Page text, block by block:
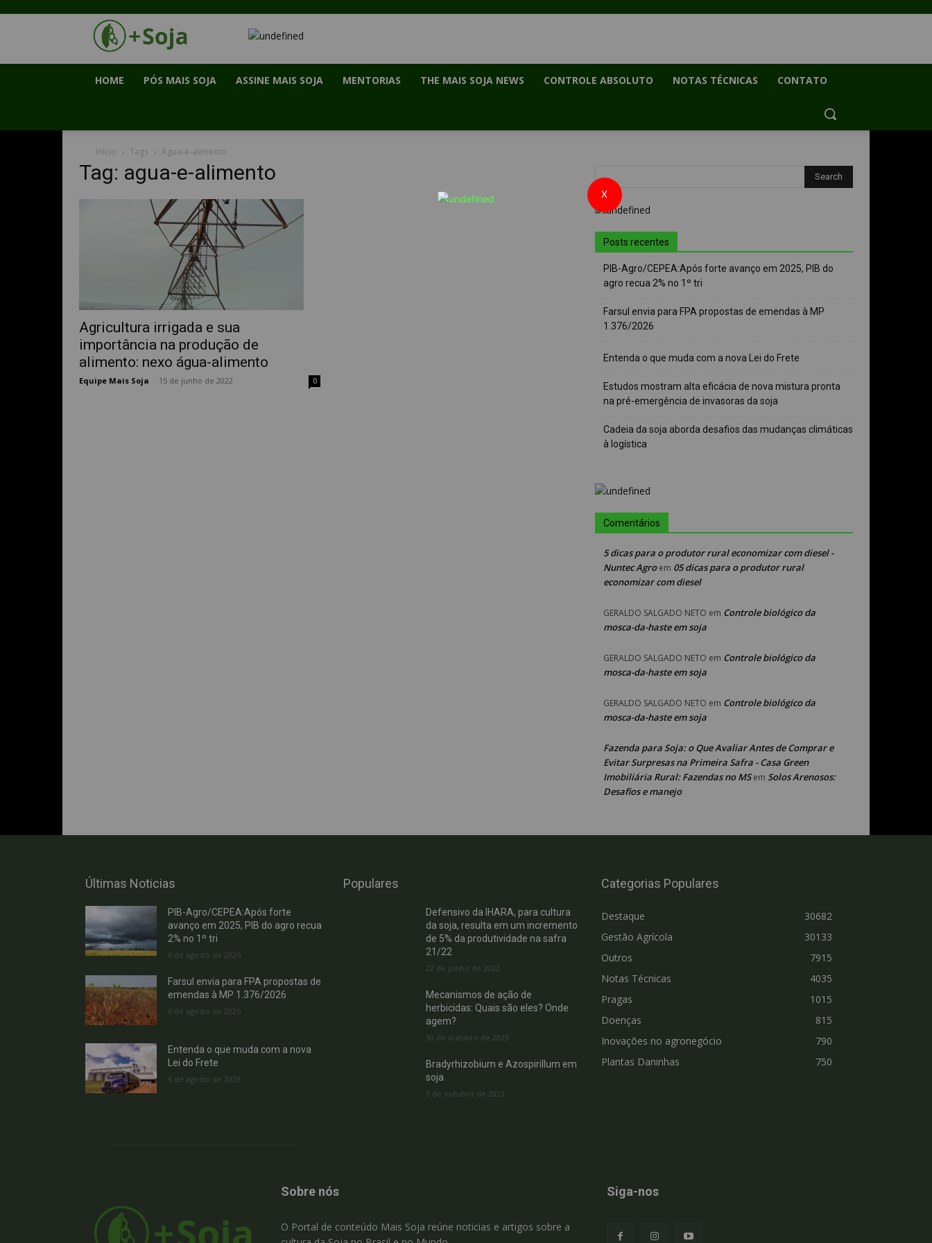
HOME PÓS MAIS SOJA ASSINE MAIS SOJA MENTORIAS THE MAIS SOJA NEWS CONTROLE ABSOLUTO NOTAS TÉCNICAS CONTATO
Início Tags Agua-e-alimento
Tag: agua-e-alimento
Agricultura irrigada e sua
importância na produção de
alimento: nexo água-alimento
Equipe Mais Soja 15 de junho de 2022 0
Posts recentes
PIB-Agro/CEPEA:Após forte avanço em 2025, PIB do
agro recua 2% no 1º tri
Farsul envia para FPA propostas de emendas à MP
1.376/2026
Entenda o que muda com a nova Lei do Frete
Estudos mostram alta eficácia de nova mistura pronta
na pré-emergência de invasoras da soja
Cadeia da soja aborda desafios das mudanças climáticas
à logística
Comentários
5 dicas para o produtor rural economizar com diesel -
Nuntec Agroem 05 dicas para o produtor rural
economizar com diesel
GERALDO SALGADO NETO em Controle biológico da
mosca-da-haste em soja
GERALDO SALGADO NETO em Controle biológico da
mosca-da-haste em soja
GERALDO SALGADO NETO em Controle biológico da
mosca-da-haste em soja
Fazenda para Soja: o Que Avaliar Antes de Comprar e
Evitar Surpresas na Primeira Safra - Casa Green
Imobiliária Rural: Fazendas no MSem Solos Arenosos:
Desafios e manejo
Últimas Noticias
PIB-Agro/CEPEA:Após forte
avanço em 2025, PIB do agro recua
2% no 1º tri
6 de agosto de 2026
Farsul envia para FPA propostas de
emendas à MP 1.376/2026
6 de agosto de 2026
Entenda o que muda com a nova
Lei do Frete
6 de agosto de 2026
Populares
Defensivo da IHARA, para cultura
da soja, resulta em um incremento
de 5% da produtividade na safra
21/22
22 de junho de 2022
Mecanismos de ação de
herbicidas: Quais são eles? Onde
agem?
30 de outubro de 2023
Bradyrhizobium e Azospirillum em
soja
3 de outubro de 2023
Categorias Populares
Destaque
30682
Gestão Agrícola
30133
Outros
7915
Notas Técnicas
4035
Pragas
1015
Doenças
815
Inovações no agronegócio
790
Plantas Daninhas
750
Sobre nós
O Portal de conteúdo Mais Soja reúne noticias e artigos sobre a
Siga-nos
X